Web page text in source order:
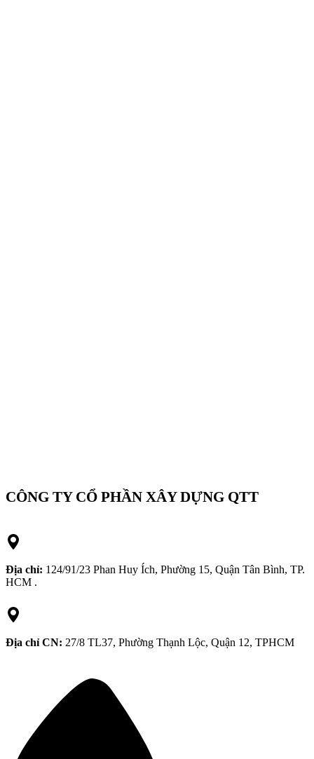
CÔNG TY CỔ PHẦN XÂY DỰNG QTT
Địa chỉ: 124/91/23 Phan Huy Ích, Phường 15, Quận Tân Bình, TP.
HCM .
Địa chỉ CN: 27/8 TL37, Phường Thạnh Lộc, Quận 12, TPHCM